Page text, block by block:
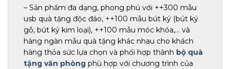
– Sản phẩm đa dạng, phong phú với ++300 mẫu
usb quà tặng độc đáo, ++100 mẫu bút ký (bút ký
gỗ, bút ký kim loại), ++100 mẫu móc khóa,… và
hàng ngàn mẫu quà tặng khác nhau cho khách
hàng thỏa sức lựa chọn và phối hợp thành bộ quà
tặng văn phòng phù hợp với chương trình của